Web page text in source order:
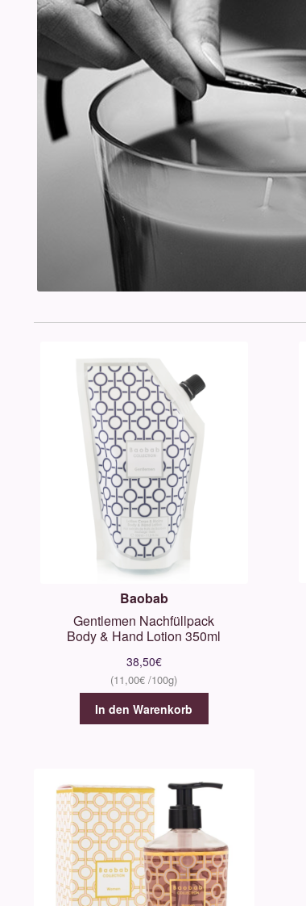
Baobab
Gentlemen Nachfüllpack
Body & Hand Lotion 350ml
38,50€
11,00€
In den Warenkorb